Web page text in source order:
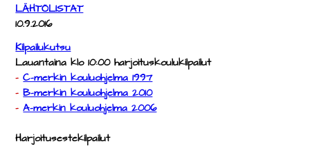
LÄHTÖLISTAT
10.9.2016
Kilpailukutsu
Lauantaina klo 10:00 harjoituskoulukilpailut
-C-merkin kouluohjelma 1997
-B-merkin kouluohjelma 2010
-A-merkin kouluohjelma 2006
Harjoitusestekilpailut